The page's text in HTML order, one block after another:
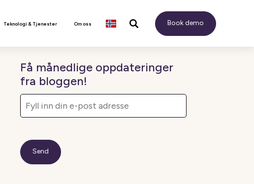
Teknologi & Tjenester Om oss Book demo
Få månedlige oppdateringer
fra bloggen!